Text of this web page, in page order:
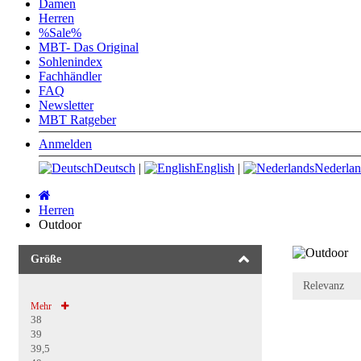
Damen
Herren
%Sale%
MBT- Das Original
Sohlenindex
Fachhändler
FAQ
Newsletter
MBT Ratgeber
Anmelden
Deutsch | English |
Herren
Outdoor
Größe
Mehr
38
39
39,5